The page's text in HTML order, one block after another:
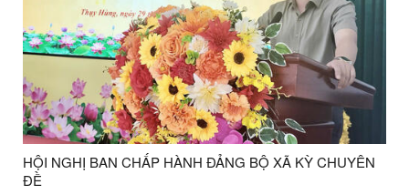
HỘI NGHỊ BAN CHẤP HÀNH ĐẢNG BỘ XÃ KỲ CHUYÊN
ĐỀ